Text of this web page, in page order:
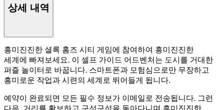
상세 내역
흥미진진한 셜록 홈즈 시티 게임에 참여하여 흥미진진한
세계에 빠져보세요. 이 셀프 가이드 어드벤처는 도시를 거대한
퍼즐 놀이터로 바꿉니다. 스마트폰과 모험심으로만 무장하고
흥미로운 작업과 시련의 세계로 뛰어들게 됩니다.
예약이 완료되면 모든 필수 정보가 이메일로 전송됩니다. 그런
다음, 거리를 활보하고 구석구석을 돌아다니며 흥미진진한